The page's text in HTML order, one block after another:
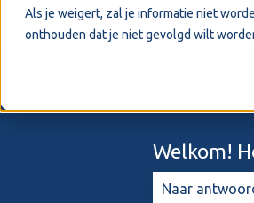
Als je weigert, zal je informatie niet
onthouden dat je niet gevolgd wilt
Welkom!